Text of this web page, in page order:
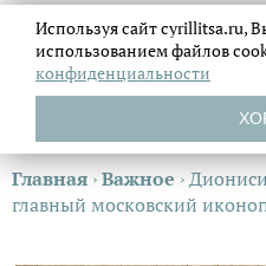
Главная ›Важное ›
главный московский
Используя сайт cyrillitsa.ru,
использованием файлов
конфиденциальности